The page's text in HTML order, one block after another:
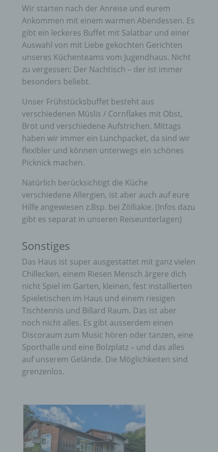
Wir starten nach der Anreise und eurem
Ankommen mit einem warmen Abendessen. Es
gibt ein leckeres Buffet mit Salatbar und einer
Auswahl von mit Liebe gekochten Gerichten
unseres Küchenteams vom Jugendhaus. Nicht
zu vergessen: Der Nachtisch – der ist immer
besonders beliebt.
Unser Frühstücksbuffet besteht aus
verschiedenen Müslis / Cornflakes mit Obst,
Brot und verschiedene Aufstrichen. Mittags
haben wir immer ein Lunchpacket, da sind wir
flexibler und können unterwegs ein schönes
Picknick machen.
Natürlich berücksichtigt die Küche
verschiedene Allergien, ist aber auch auf eure
Hilfe angewiesen z.Bsp. bei Zölliakie. (Infos dazu
gibt es separat in unseren Reiseunterlagen)
Sonstiges
Das Haus ist super ausgestattet mit ganz vielen
Chillecken, einem Riesen Mensch ärgere dich
nicht Spiel im Garten, kleinen, fest installierten
Spieletischen im Haus und einem riesigen
Tischtennis und Billard Raum. Das ist aber
noch nicht alles. Es gibt ausserdem einen
Discoraum zum Music hören oder tanzen, eine
Sporthalle und eine Bolzplatz – und das alles
auf unserem Gelände. Die Möglichkeiten sind
grenzenlos.